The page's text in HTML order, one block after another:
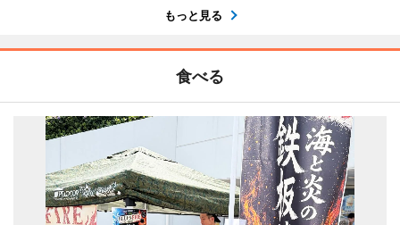
もっと見る
食べる